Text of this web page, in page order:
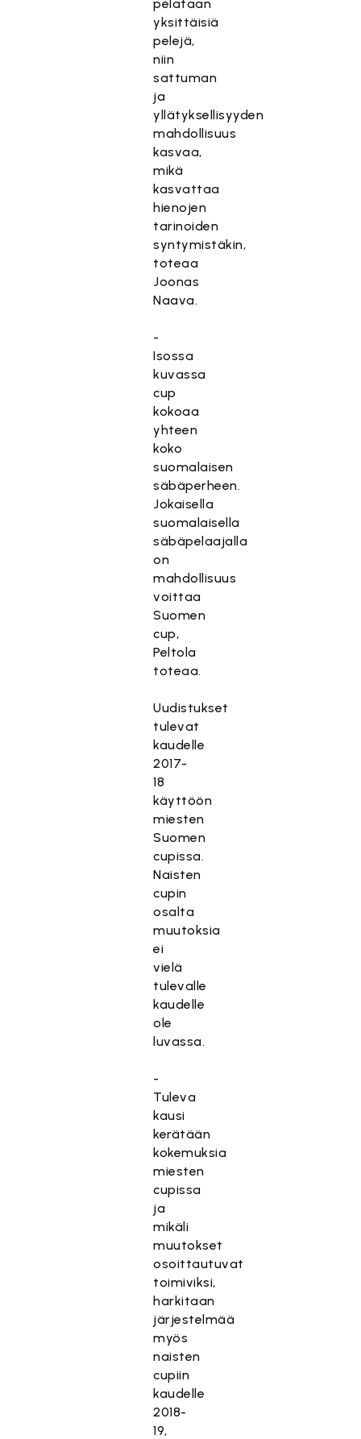
pelataan
yksittäisiä
pelejä,
niin
sattuman
ja
yllätyksellisyyden
mahdollisuus
kasvaa,
mikä
kasvattaa
hienojen
tarinoiden
syntymistäkin,
toteaa
Joonas
Naava.
-
Isossa
kuvassa
cup
kokoaa
yhteen
koko
suomalaisen
säbäperheen.
Jokaisella
suomalaisella
säbäpelaajalla
on
mahdollisuus
voittaa
Suomen
cup,
Peltola
toteaa.
Uudistukset
tulevat
kaudelle
2017-
18
käyttöön
miesten
Suomen
cupissa.
Naisten
cupin
osalta
muutoksia
ei
vielä
tulevalle
kaudelle
ole
luvassa.
-
Tuleva
kausi
kerätään
kokemuksia
miesten
cupissa
ja
mikäli
muutokset
osoittautuvat
toimiviksi,
harkitaan
järjestelmää
myös
naisten
cupiin
kaudelle
2018-
19,